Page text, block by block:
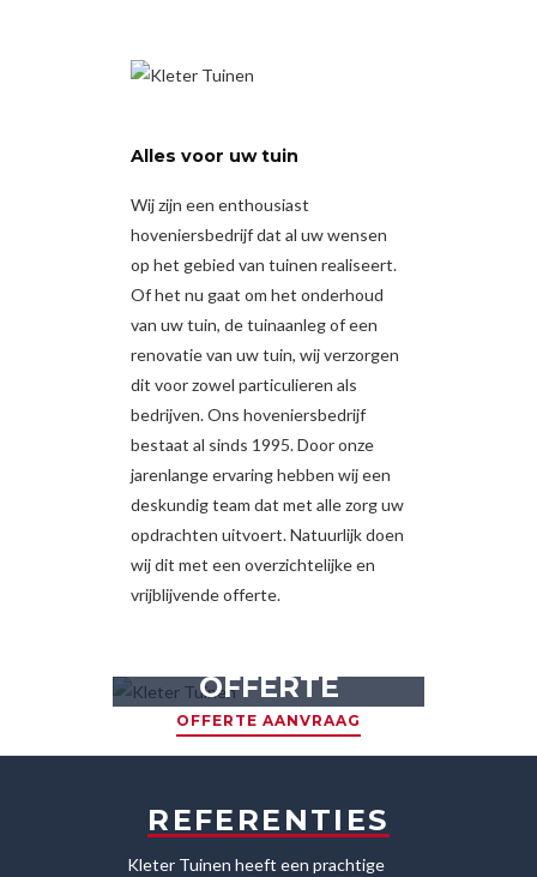
Alles voor uw tuin
Wij zijn een enthousiast
hoveniersbedrijf dat al uw wensen
op het gebied van tuinen realiseert.
Of het nu gaat om het onderhoud
van uw tuin, de tuinaanleg of een
renovatie van uw tuin, wij verzorgen
dit voor zowel particulieren als
bedrijven. Ons hoveniersbedrijf
bestaat al sinds 1995. Door onze
jarenlange ervaring hebben wij een
deskundig team dat met alle zorg uw
opdrachten uitvoert. Natuurlijk doen
wij dit met een overzichtelijke en
vrijblijvende offerte.
OFFERTE
OFFERTE AANVRAAG
REFERENTIES
Kleter Tuinen heeft een prachtige